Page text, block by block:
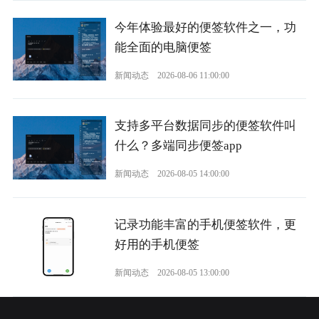
今年体验最好的便签软件之一，功
能全面的电脑便签
新闻动态 2026-08-06 11:00:00
支持多平台数据同步的便签软件叫
什么？多端同步便签app
新闻动态 2026-08-05 14:00:00
记录功能丰富的手机便签软件，更
好用的手机便签
新闻动态 2026-08-05 13:00:00